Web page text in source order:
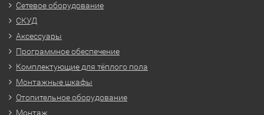
Сетевое оборудование
СКУД
Аксессуары
Программное обеспечение
Комплектующие для тёплого пола
Монтажные шкафы
Отопительное оборудование
Монтаж